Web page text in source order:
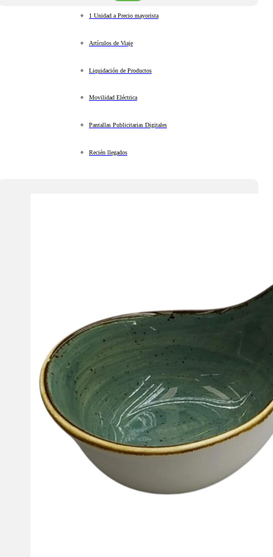
1 Unidad a Precio mayorista
Artículos de Viaje
Liquidación de Productos
Movilidad Eléctrica
Pantallas Publicitarias Digitales
Recién llegados